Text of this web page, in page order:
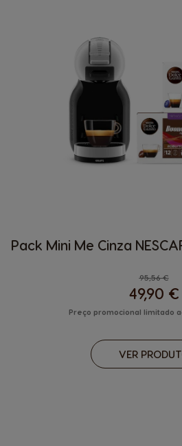
Pack Mini Me Cinza
95,56 €
49,90 €
Preço promocional limitado
VER